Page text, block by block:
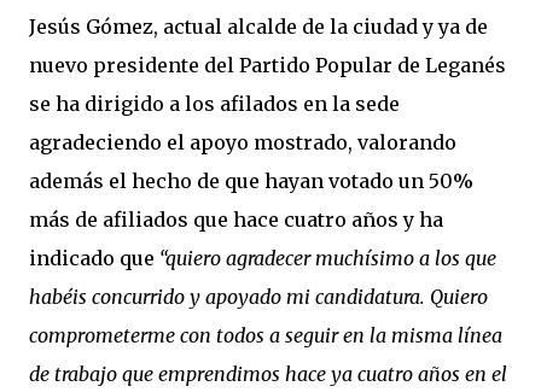
Jesús Gómez, actual alcalde de la ciudad y ya de
nuevo presidente del Partido Popular de Leganés
se ha dirigido a los afilados en la sede
agradeciendo el apoyo mostrado, valorando
además el hecho de que hayan votado un 50%
más de afiliados que hace cuatro años y ha
indicado que “quiero agradecer muchísimo a los que
habéis concurrido y apoyado mi candidatura. Quiero
comprometerme con todos a seguir en la misma línea
de trabajo que emprendimos hace ya cuatro años en el